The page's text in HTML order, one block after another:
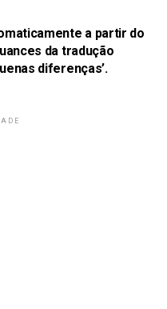
a partir do
da tradução
diferenças’.